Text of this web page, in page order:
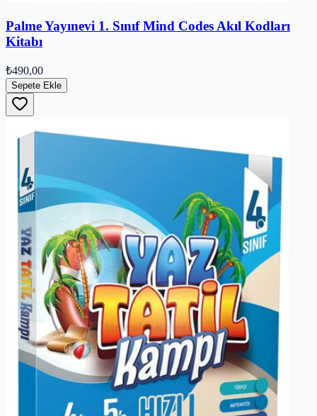
Palme Yayınevi 1. Sınıf Mind Codes Akıl Kodları
Kitabı
₺490,00
Sepete Ekle